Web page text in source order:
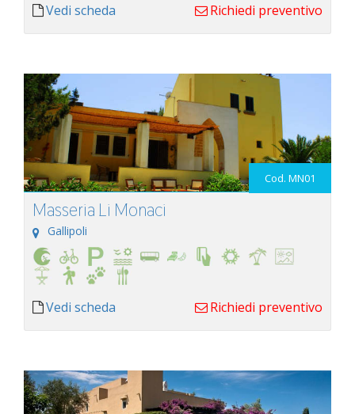
Vedi scheda Richiedi preventivo
Cod. MN01
Masseria Li Monaci
Gallipoli
Vedi scheda Richiedi preventivo